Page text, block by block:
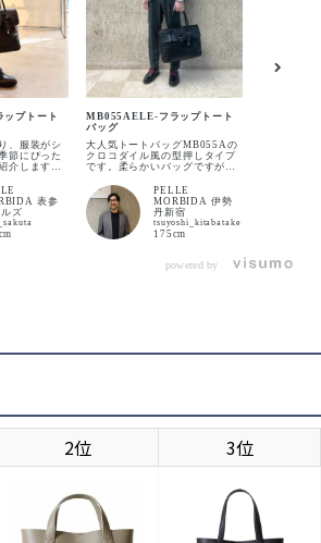
カートに入れる
カートに入れる
プトート
、服装がシ
節にぴった
介します。
、カバンに
イリングを
うか？ そ
がこちらの
押しを施し
表参
ズ
MB055AELE-フラップトート
バッグ
大人気トートバッグMB055Aの
クロコダイル風の型押しタイプ
です。柔らかいバッグですが、
比べると少し張り感があるのも
特徴です。光沢感は抑え目で上
品なクロコダイル柄だと思いま
す。
PELLE
MORBIDA 伊勢
丹新宿
tsuyoshi_kitabatake
175cm
powered by
2位 3位